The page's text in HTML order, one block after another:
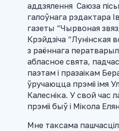
аддзялення Саюза
галоўнага рэдактара
газеты “Чырвоная
Крэйдзіча “Лунінская
з раённага
абласное свята,
паэтам і празаікам
ўручаюцца прэміі імя
Калесніка. У свой час
прэміі быў і Мікола
Мне таксама